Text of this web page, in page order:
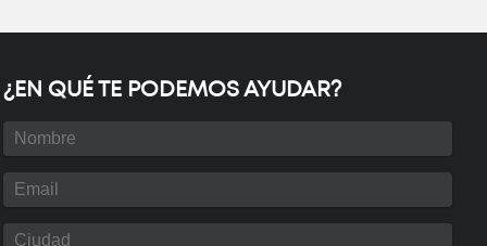
Maestría en
Ambiental
Próximamente
¿EN QUÉ TE PODEMOS AYUDAR?